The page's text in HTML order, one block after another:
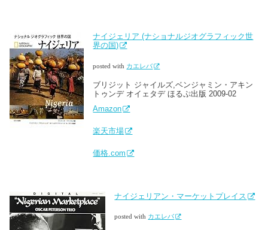
ナイジェリア (ナショナルジオグラフィック世
界の国)
posted with カエレバ
ブリジット ジャイルズ,ベンジャミン・アキン
トゥンデ オイェタデ ほるぷ出版 2009-02
Amazon
楽天市場
価格.com
ナイジェリアン・マーケットプレイス
posted with カエレバ